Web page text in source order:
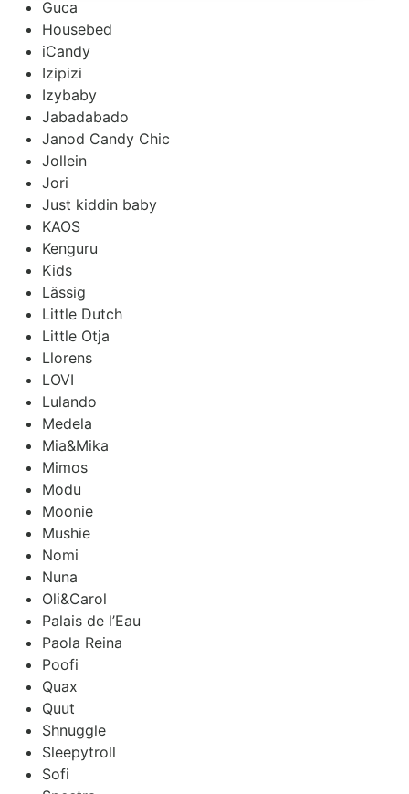
Guca
Housebed
iCandy
Izipizi
Izybaby
Jabadabado
Janod Candy Chic
Jollein
Jori
Just kiddin baby
KAOS
Kenguru
Kids
Lässig
Little Dutch
Little Otja
Llorens
LOVI
Lulando
Medela
Mia&Mika
Mimos
Modu
Moonie
Mushie
Nomi
Nuna
Oli&Carol
Palais de l’Eau
Paola Reina
Poofi
Quax
Quut
Shnuggle
Sleepytroll
Sofi